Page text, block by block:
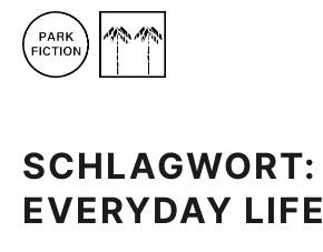
SCHLAGWORT:
EVERYDAY LIFE